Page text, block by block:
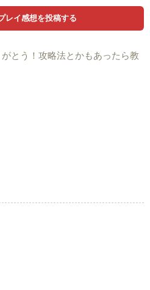
とう！攻略法とかもあったら教